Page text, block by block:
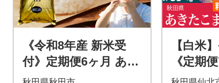
《令和8年産 新米受
付》定期便6ヶ月 あき
たこまち 10kg 無洗
【白米
《定期
たこま